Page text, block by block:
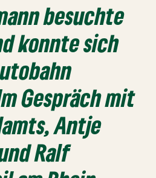
besuchte
konnte sich
Gespräch mit
Antje
Ralf